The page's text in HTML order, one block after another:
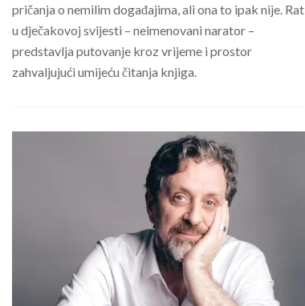
pričanja o nemilim događajima, ali ona to ipak nije. Rat
u dječakovoj svijesti – neimenovani narator –
predstavlja putovanje kroz vrijeme i prostor
zahvaljujući umijeću čitanja knjiga.